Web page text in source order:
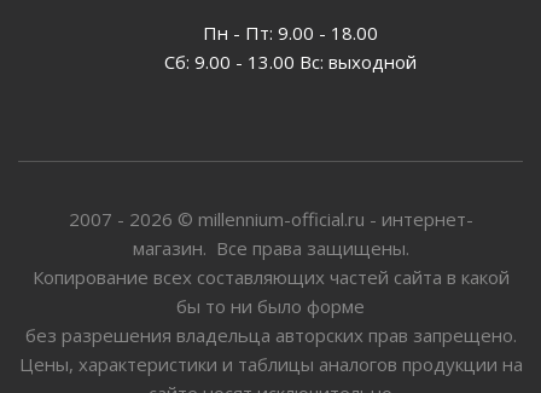
Пн - Пт: 9.00 - 18.00
Сб: 9.00 - 13.00 Вс: выходной
2007 - 2026 © millennium-official.ru - интернет-
магазин. Все права защищены.
Копирование всех составляющих частей сайта в какой
бы то ни было форме
без разрешения владельца авторских прав запрещено.
Цены, характеристики и таблицы аналогов продукции на